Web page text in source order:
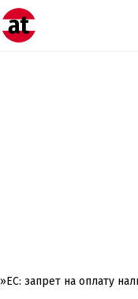
»ЕС: запрет на оплату